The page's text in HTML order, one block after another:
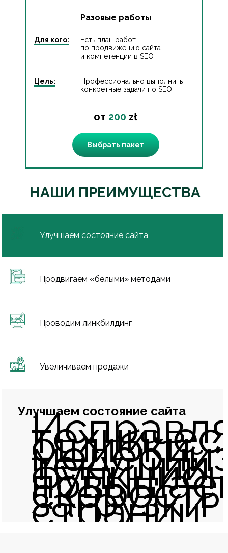
Разовые работы
Для кого:
Есть план работ
по продвижению сайта
и компетенции в SEO
Цель:
Профессионально выполнить
конкретные задачи по SEO
от 200 zł
Выбрать пакет
НАШИ ПРЕИМУЩЕСТВА
Улучшаем состояние сайта
Продвигаем «белыми» методами
Проводим линкбилдинг
Увеличиваем продажи
Улучшаем состояние сайта
ошибки,
текущий
скорость
загрузки
страниц.